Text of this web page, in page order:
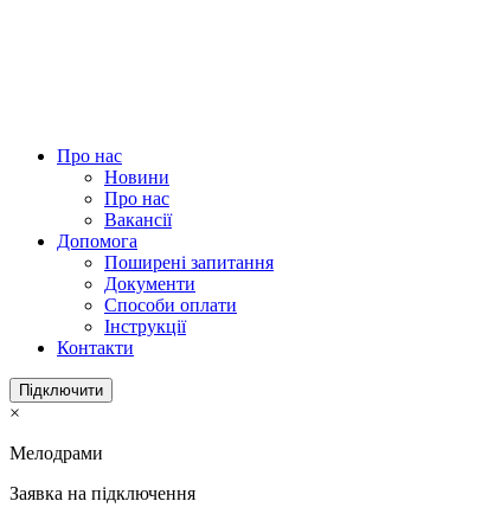
Про нас
Новини
Про нас
Вакансії
Допомога
Поширені запитання
Документи
Способи оплати
Інструкції
Контакти
Підключити
×
Мелодрами
Заявка на підключення